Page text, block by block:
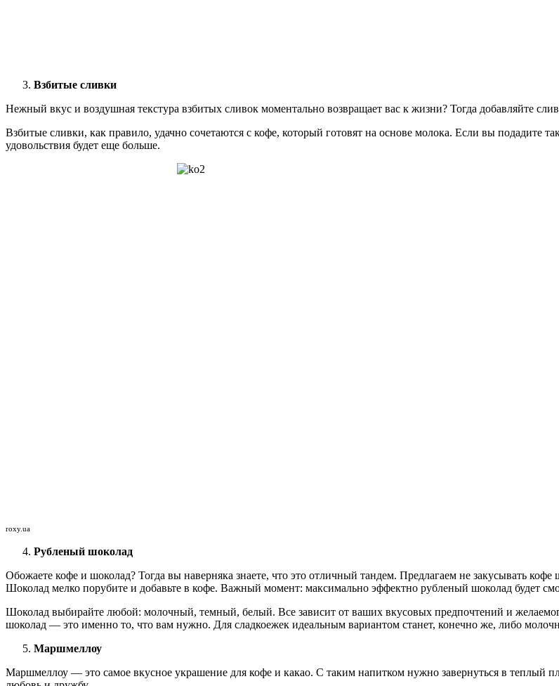
Взбитые сливки
Нежный вкус и воздушная текстура взбитых сливок моментально возвращает вас к жизни? Тогда добавляйте
Взбитые сливки, как правило, удачно сочетаются с кофе, который готовят на основе молока. Если вы подадите
удовольствия будет еще больше.
roxy.ua
Рубленый шоколад
Обожаете кофе и шоколад? Тогда вы наверняка знаете, что это отличный тандем. Предлагаем не закусывать
Шоколад мелко порубите и добавьте в кофе. Важный момент: максимально эффектно рубленый шоколад будет
Шоколад выбирайте любой: молочный, темный, белый. Все зависит от ваших вкусовых предпочтений и
шоколад — это именно то, что вам нужно. Для сладкоежек идеальным вариантом станет, конечно же, либо
Маршмеллоу
Маршмеллоу — это самое вкусное украшение для кофе и какао. С таким напитком нужно завернуться в теплый